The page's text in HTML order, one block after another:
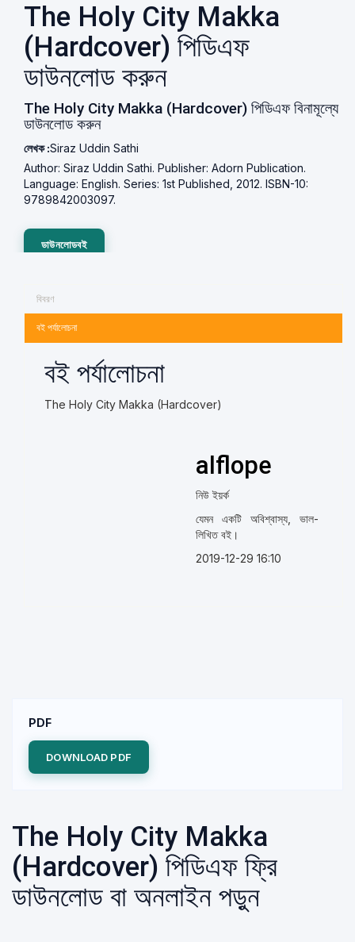
The Holy City Makka
(Hardcover) পিডিএফ
ডাউনলোড করুন
The Holy City Makka (Hardcover) পিডিএফ বিনামূল্যে
ডাউনলোড করুন
লেখক :Siraz Uddin Sathi
Author: Siraz Uddin Sathi. Publisher: Adorn Publication.
Language: English. Series: 1st Published, 2012. ISBN-10:
9789842003097.
ডাউনলোডবই
বিবরণ
বই পর্যালোচনা
বই পর্যালোচনা
The Holy City Makka (Hardcover)
alflope
নিউ ইয়র্ক
যেমন একটি অবিশ্বাস্য, ভাল-
লিখিত বই।
2019-12-29 16:10
PDF
DOWNLOAD PDF
The Holy City Makka
(Hardcover) পিডিএফ ফ্রি
ডাউনলোড বা অনলাইন পড়ুন